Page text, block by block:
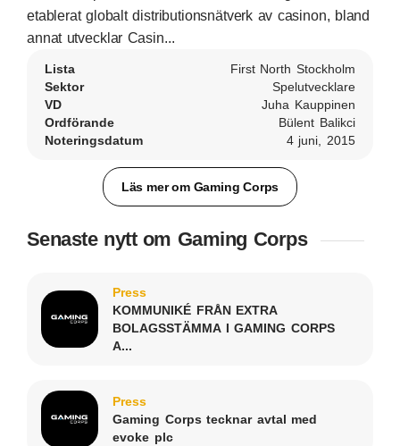
etablerat globalt distributionsnätverk av casinon, bland
annat utvecklar Casin...
Lista
First North Stockholm
Sektor
Spelutvecklare
VD
Juha Kauppinen
Ordförande
Bülent Balikci
Noteringsdatum
4 juni, 2015
Läs mer om Gaming Corps
Senaste nytt om Gaming Corps
Press
KOMMUNIKÉ FRÅN EXTRA
BOLAGSSTÄMMA I GAMING CORPS
A...
Press
Gaming Corps tecknar avtal med
evoke plc